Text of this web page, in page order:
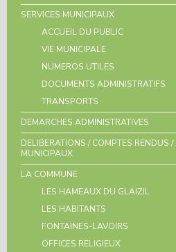
SERVICES MUNICIPAUX
ACCUEIL DU PUBLIC
VIE MUNICIPALE
NUMEROS UTILES
DOCUMENTS ADMINISTRATIFS
TRANSPORTS
DEMARCHES ADMINISTRATIVES
DELIBERATIONS / COMPTES RENDUS
MUNICIPAUX
LA COMMUNE
LES HAMEAUX DU GLAIZIL
LES HABITANTS
FONTAINES-LAVOIRS
OFFICES RELIGIEUX